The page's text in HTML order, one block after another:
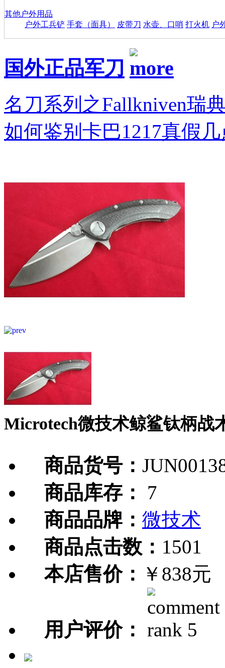
其他户外用品
户外工兵铲 手套（面具） 皮带刀 水壶、口哨 打火机 户
国外正品军刀
名刀系列之Fallkniven瑞
如何鉴别卡巴1217真假
Microtech微技术鲸鲨钛柄战
商品货号：
商品库存：
7
商品品牌： 微技术
商品点击数： 1501
本店售价： ￥838元
用户评价：